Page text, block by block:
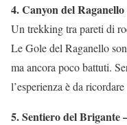
4. Canyon del
Un trekking tra pareti di
Le Gole del Raganello
ma ancora poco battuti.
l’esperienza è da
5. Sentiero del Brigante